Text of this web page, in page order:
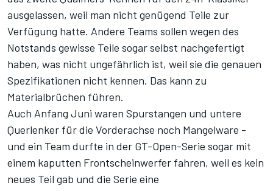
ausgelassen, weil man nicht genügend Teile zur
Verfügung hatte. Andere Teams sollen wegen des
Notstands gewisse Teile sogar selbst nachgefertigt
haben, was nicht ungefährlich ist, weil sie die genauen
Spezifikationen nicht kennen. Das kann zu
Materialbrüchen führen.
Auch Anfang Juni waren Spurstangen und untere
Querlenker für die Vorderachse noch Mangelware -
und ein Team durfte in der GT-Open-Serie sogar mit
einem kaputten Frontscheinwerfer fahren, weil es kein
neues Teil gab und die Serie eine